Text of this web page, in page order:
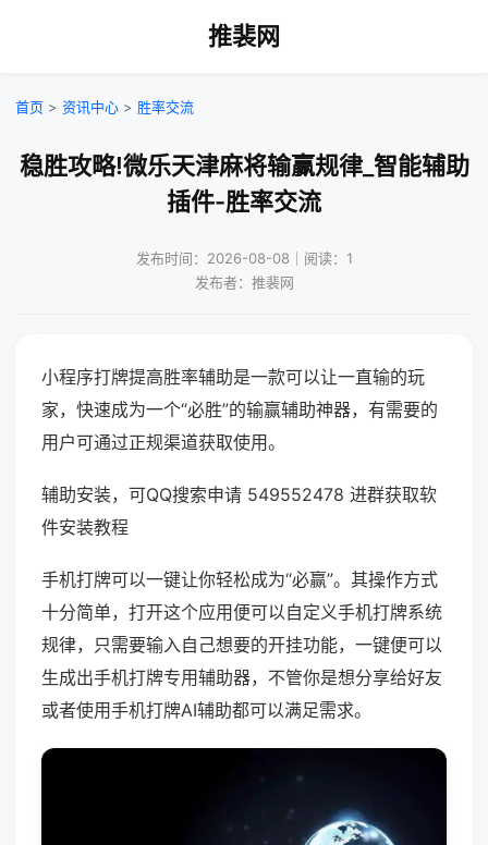
推裴网
首页 > 资讯中心 > 胜率交流
稳胜攻略!微乐天津麻将输赢规律_智能辅助
插件-胜率交流
发布时间：2026-08-08｜阅读：1
发布者：推裴网
小程序打牌提高胜率辅助是一款可以让一直输的玩
家，快速成为一个“必胜”的输赢辅助神器，有需要的
用户可通过正规渠道获取使用。
辅助安装，可QQ搜索申请 549552478 进群获取软
件安装教程
手机打牌可以一键让你轻松成为“必赢”。其操作方式
十分简单，打开这个应用便可以自定义手机打牌系统
规律，只需要输入自己想要的开挂功能，一键便可以
生成出手机打牌专用辅助器，不管你是想分享给好友
或者使用手机打牌AI辅助都可以满足需求。